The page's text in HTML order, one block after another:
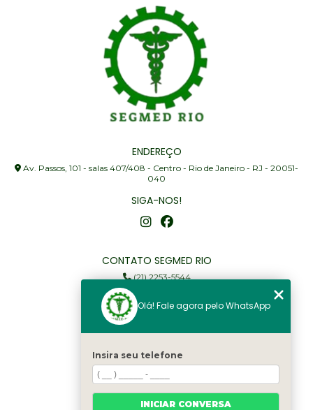
ENDEREÇO
Av. Passos, 101 - salas 407/408 - Centro - Rio de Janeiro - RJ - 20051-
040
SIGA-NOS!
CONTATO SEGMED RIO
(21) 2253-5544
(21) 97905-3352
segmed@segmedrio.com.br
Home
Institucional
Serviços
Olá! Fale agora pelo WhatsApp
Insira seu telefone
INICIAR CONVERSA